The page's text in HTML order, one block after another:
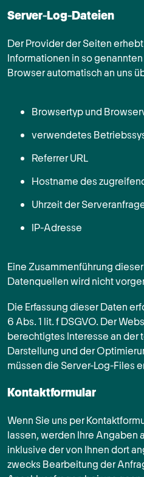
Server-Log-Dateien
Der Provider der Seiten
Informationen in so
Browser automatisch an uns
Browsertyp und
verwendetes
Referrer URL
Hostname des
Uhrzeit der
IP-Adresse
Eine Zusammenführung
Datenquellen wird nicht
Die Erfassung dieser Daten
6 Abs. 1 lit. f DSGVO. Der
berechtigtes Interesse an der
Darstellung und der
müssen die Server-Log-Files
Kontaktformular
Wenn Sie uns per
lassen, werden Ihre Angaben
inklusive der von Ihnen dort
zwecks Bearbeitung der